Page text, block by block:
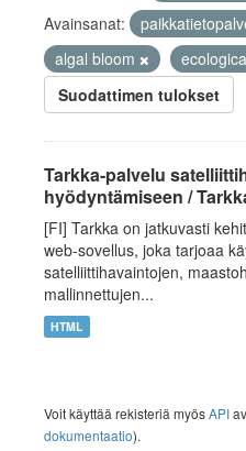
Avainsanat:
algal bloom
Suodattimen tulokset
Tarkka-palvelu
hyödyntämiseen /
[FI] Tarkka on jatkuvasti
web-sovellus, joka tarjoaa
satelliittihavaintojen,
mallinnettujen...
HTML
Voit käyttää rekisteriä myösAPI
dokumentaatio).